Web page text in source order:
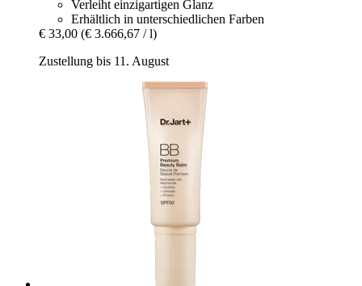
Verleiht einzigartigen Glanz
Erhältlich in unterschiedlichen Farben
€ 33,00 (€ 3.666,67 / l)
Zustellung bis 11. August